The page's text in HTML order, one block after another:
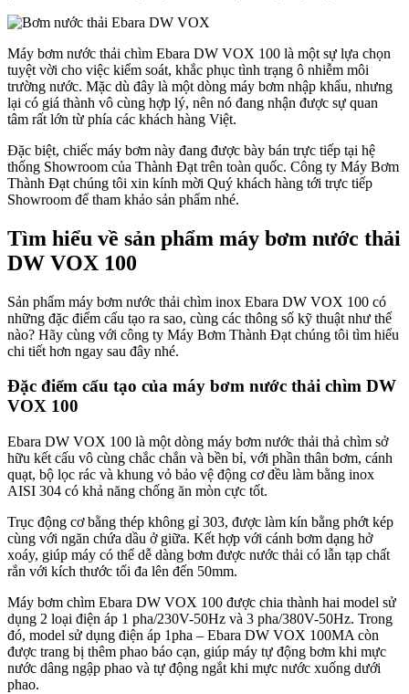
Máy bơm nước thải chìm Ebara DW VOX 100 là một sự lựa chọn
tuyệt vời cho việc kiểm soát, khắc phục tình trạng ô nhiễm môi
trường nước. Mặc dù đây là một dòng máy bơm nhập khẩu, nhưng
lại có giá thành vô cùng hợp lý, nên nó đang nhận được sự quan
tâm rất lớn từ phía các khách hàng Việt.
Đặc biệt, chiếc máy bơm này đang được bày bán trực tiếp tại hệ
thống Showroom của Thành Đạt trên toàn quốc. Công ty Máy Bơm
Thành Đạt chúng tôi xin kính mời Quý khách hàng tới trực tiếp
Showroom để tham khảo sản phẩm nhé.
Tìm hiểu về sản phẩm máy bơm nước thải
DW VOX 100
Sản phẩm máy bơm nước thải chìm inox Ebara DW VOX 100 có
những đặc điểm cấu tạo ra sao, cùng các thông số kỹ thuật như thế
nào? Hãy cùng với công ty Máy Bơm Thành Đạt chúng tôi tìm hiểu
chi tiết hơn ngay sau đây nhé.
Đặc điểm cấu tạo của máy bơm nước thải chìm DW
VOX 100
Ebara DW VOX 100 là một dòng máy bơm nước thải thả chìm sở
hữu kết cấu vô cùng chắc chắn và bền bỉ, với phần thân bơm, cánh
quạt, bộ lọc rác và khung vỏ bảo vệ động cơ đều làm bằng inox
AISI 304 có khả năng chống ăn mòn cực tốt.
Trục động cơ bằng thép không gỉ 303, được làm kín bằng phớt kép
cùng với ngăn chứa dầu ở giữa. Kết hợp với cánh bơm dạng hở
xoáy, giúp máy có thể dễ dàng bơm được nước thải có lẫn tạp chất
rắn với kích thước tối đa lên đến 50mm.
Máy bơm chìm Ebara DW VOX 100 được chia thành hai model sử
dụng 2 loại điện áp 1 pha/230V-50Hz và 3 pha/380V-50Hz. Trong
đó, model sử dụng điện áp 1pha – Ebara DW VOX 100MA còn
được trang bị thêm phao báo cạn, giúp máy tự động bơm khi mực
nước dâng ngập phao và tự động ngắt khi mực nước xuống dưới
phao.